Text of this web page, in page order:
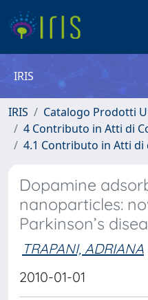
IRIS
IRIS
Catalogo Prodotti
4 Contributo in Atti di
4.1 Contributo in Atti di
Dopamine
nanoparticles:
Parkinson’s
TRAPANI, ADRIANA
2010-01-01